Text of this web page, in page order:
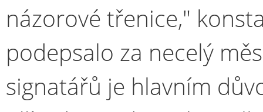
názorové třenice,"
podepsalo za necelý
signatářů je hlavním